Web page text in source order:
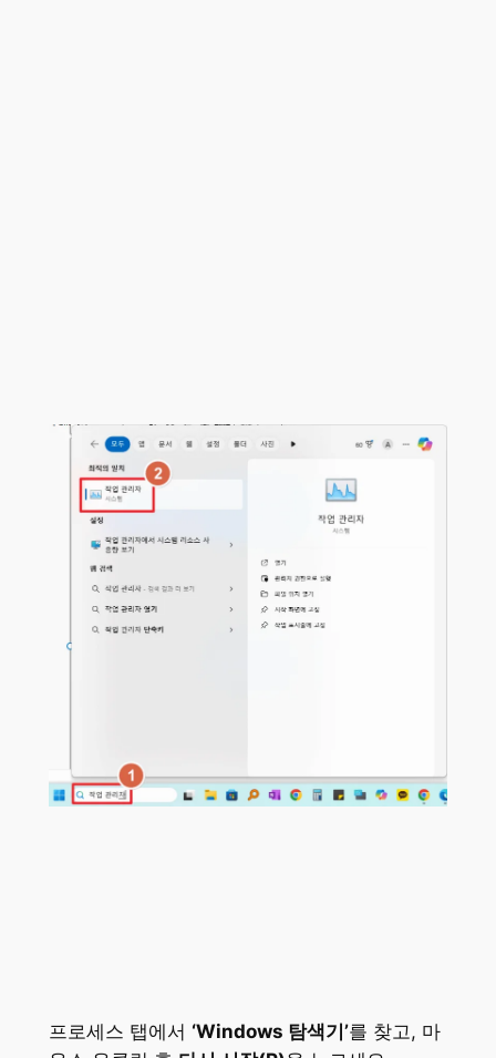
프로세스 탭에서 ‘Windows 탐색기’를 찾고, 마